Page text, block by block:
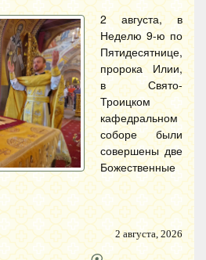
2 августа, в
Неделю 9-ю по
Пятидесятнице,
пророка Илии,
в Свято-
Троицком
кафедральном
соборе были
совершены две
Божественные
2 августа, 2026